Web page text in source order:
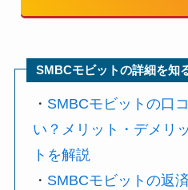
SMBCモビットの詳細を知
・ SMBCモビットの口
い？メリット・デメリ
トを解説
・ SMBCモビットの返